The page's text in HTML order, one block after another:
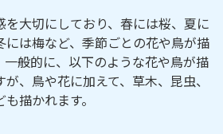
大切にしており、春には桜、夏に
には梅など、季節ごとの花や鳥が描
一般的に、以下のような花や鳥が描
、鳥や花に加えて、草木、昆虫、
描かれます。